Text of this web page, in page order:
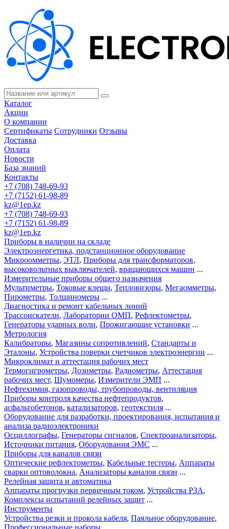
Каталог
Акции
О компании
Сертификаты Сотрудники Отзывы
Доставка
Оплата
Новости
База знаний
Контакты
+7 (708) 748-69-93
+7 (7152) 61-98-89
kz@1ep.kz
+7 (708) 748-69-93
+7 (7152) 61-98-89
kz@1ep.kz
Приборы в наличии на складе
Электроэнергетика, подстанционное оборудование
Микроомметры, ЭТЛ, Приборы для трансформаторов,
высоковольтных выключателей, вращающихся машин ...
Измерительные приборы общего назначения
Мультиметры, Токовые клещи, Тепловизоры, Мегаомметры,
Пирометры, Толщиномеры ...
Диагностика и ремонт кабельных линий
Трассоискатели, Лаборатории ОМП, Рефлектометры,
Генераторы ударных волн, Прожигающие установки ...
Метрология
Калибраторы, Магазины сопротивлений, Стандарты и
Эталоны, Устройства поверки счетчиков электроэнергии ...
Микроклимат и аттестация рабочих мест
Термогигрометры, Дозиметры, Радиометры, Аттестация
рабочих мест, Шумомеры, Измерители ЭМП ...
Нефтехимия, газопроводы, трубопроводы, вентиляция
Приборы контроля качества нефтепродуктов,
асфальтобетонов, катализаторов, геотекстиля ...
Оборудование для разработки, проектирования, испытания и
анализа радиоэлектроники
Осциллографы, Генераторы сигналов, Спектроанализаторы,
Источники питания, Оборудования ЭМС ...
Приборы для каналов связи
Оптические рефлектометры, Кабельные тестеры, Аппараты
сварки оптоволокна, Анализаторы каналов связи ...
Релейная защита и автоматика
Аппараты прогрузки первичным током, Устройства РЗА,
Комплексы испытаний релейных защит ...
Инструменты
Устройства резки и прокола кабеля, Паяльное оборудование,
Профессиональные наборы ...